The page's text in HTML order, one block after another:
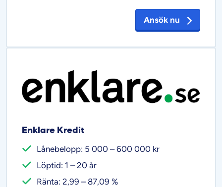
Ansök nu
Enklare Kredit
Lånebelopp: 5 000 – 600 000 kr
Löptid: 1 – 20 år
Ränta: 2,99 – 87,09 %